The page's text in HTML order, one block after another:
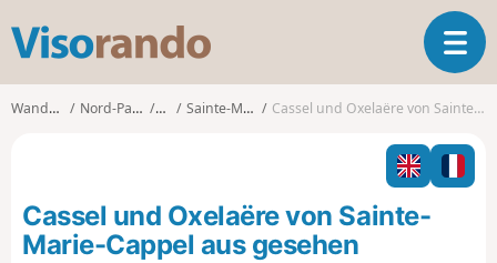
s
o
o
T
o
g
l
n
Wanderungen Nord-Pas-de-Calais NordSainte-Marie-Cappel Cassel und Oxelaëre von Sainte-Marie-Cappel aus gesehen
Cassel und Oxelaëre von Sainte-
Marie-Cappel aus gesehen